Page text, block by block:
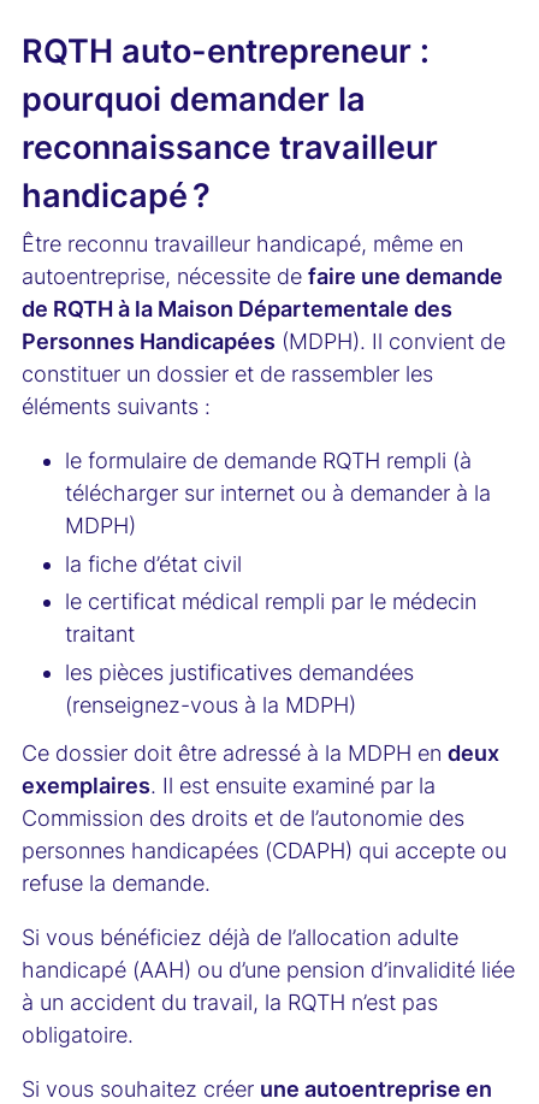
RQTH auto-entrepreneur :
pourquoi demander la
reconnaissance travailleur
handicapé ?
Être reconnu travailleur handicapé, même en
autoentreprise, nécessite de faire une demande
de RQTH à la Maison Départementale des
Personnes Handicapées (MDPH). Il convient de
constituer un dossier et de rassembler les
éléments suivants :
le formulaire de demande RQTH rempli (à
télécharger sur internet ou à demander à la
MDPH)
la fiche d’état civil
le certificat médical rempli par le médecin
traitant
les pièces justificatives demandées
(renseignez-vous à la MDPH)
Ce dossier doit être adressé à la MDPH en deux
exemplaires. Il est ensuite examiné par la
Commission des droits et de l’autonomie des
personnes handicapées (CDAPH) qui accepte ou
refuse la demande.
Si vous bénéficiez déjà de l’allocation adulte
handicapé (AAH) ou d’une pension d’invalidité liée
à un accident du travail, la RQTH n’est pas
obligatoire.
Si vous souhaitez créer une autoentreprise en